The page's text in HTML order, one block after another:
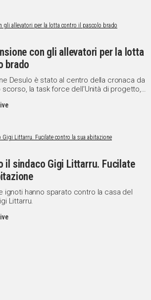
con gli allevatori per la lotta
brado
Desulo è stato al centro della cronaca da
scorso, la task force dell'Unità di progetto,
eradicazione della peste suina voluto
aveva abbattuto 23 maiali non ancora
il sindaco Gigi Littarru. Fucilate
ignoti hanno sparato contro la casa del
Littarru.